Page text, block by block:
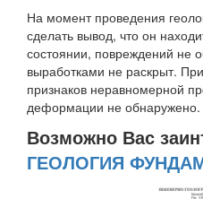
На момент проведения
сделать вывод, что он
состоянии, повреждений не
выработками не раскрыт.
признаков неравномерной
деформации не обнаружено.
Возможно Вас
ГЕОЛОГИЯ